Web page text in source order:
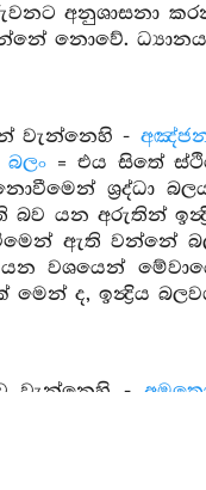
අනුශාසනා
නොවේ.
වැන්නෙහි -
බලං= එය සිතේ
ශ්‍රද්ධා
බව යන අරුතින්
ඇති වන්නේ
යන වශයෙන්
මෙන් ද, ඉන්‍ද්‍රිය
වැන්නෙහි -